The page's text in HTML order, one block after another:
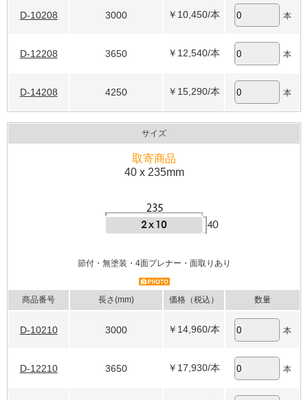
D-10208 3000 ￥10,450/本 本
D-12208 3650 ￥12,540/本 本
D-14208 4250 ￥15,290/本 本
サイズ
取寄商品
40 x 235mm
節付・無塗装・4面プレナー・面取りあり
商品番号 長さ(mm) 価格（税込） 数量
D-10210 3000 ￥14,960/本 本
D-12210 3650 ￥17,930/本 本